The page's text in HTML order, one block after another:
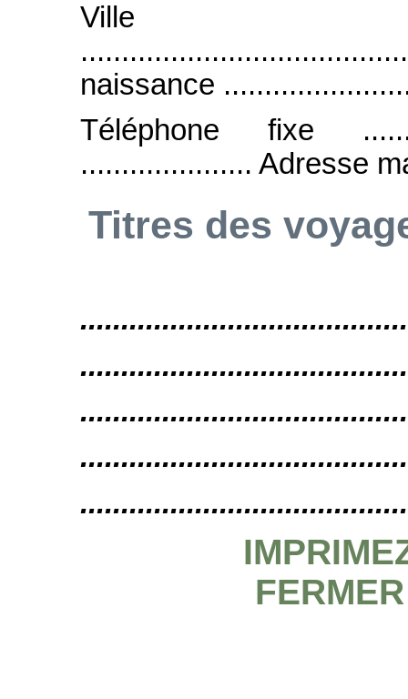
Ville
naissance
Téléphone fixe
..................... Adresse
Titres des